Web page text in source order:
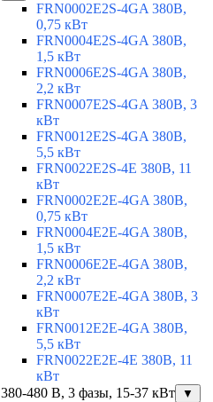
FRN0002E2S-4GA 380В,
0,75 кВт
FRN0004E2S-4GA 380В,
1,5 кВт
FRN0006E2S-4GA 380В,
2,2 кВт
FRN0007E2S-4GA 380В, 3
кВт
FRN0012E2S-4GA 380В,
5,5 кВт
FRN0022E2S-4E 380В, 11
кВт
FRN0002E2E-4GA 380В,
0,75 кВт
FRN0004E2E-4GA 380В,
1,5 кВт
FRN0006E2E-4GA 380В,
2,2 кВт
FRN0007E2E-4GA 380В, 3
кВт
FRN0012E2E-4GA 380В,
5,5 кВт
FRN0022E2E-4E 380В, 11
кВт
380-480 В, 3 фазы, 15-37 кВт
▼